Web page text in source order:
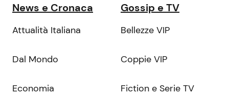
News e Cronaca
Attualità Italiana
Dal Mondo
Economia
Gossip e TV
Bellezze VIP
Coppie VIP
Fiction e Serie TV